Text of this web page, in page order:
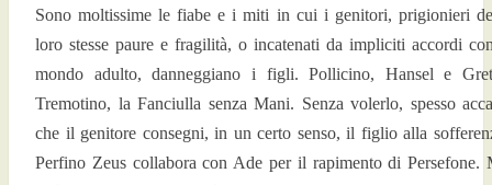
Sono moltissime le fiabe e i miti in cui i genitori, prigionieri
loro stesse paure e fragilità, o incatenati da impliciti accordi
mondo adulto, danneggiano i figli. Pollicino, Hansel e
Tremotino, la Fanciulla senza Mani. Senza volerlo, spesso
che il genitore consegni, in un certo senso, il figlio alla
Perfino Zeus collabora con Ade per il rapimento di Persefone.